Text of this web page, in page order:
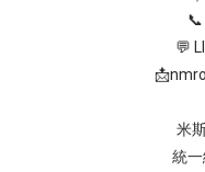
💬
📩
米
統